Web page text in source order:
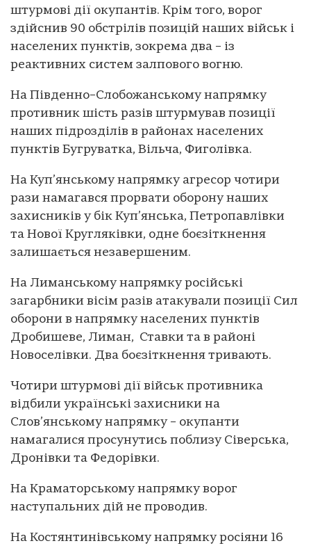
штурмові дії окупантів. Крім того, ворог
здійснив 90 обстрілів позицій наших військ і
населених пунктів, зокрема два – із
реактивних систем залпового вогню.
На Південно–Слобожанському напрямку
противник шість разів штурмував позиції
наших підрозділів в районах населених
пунктів Бугруватка, Вільча, Фиголівка.
На Куп’янському напрямку агресор чотири
рази намагався прорвати оборону наших
захисників у бік Куп’янська, Петропавлівки
та Нової Кругляківки, одне боєзіткнення
залишається незавершеним.
На Лиманському напрямку російські
загарбники вісім разів атакували позиції Сил
оборони в напрямку населених пунктів
Дробишеве, Лиман, Ставки та в районі
Новоселівки. Два боєзіткнення тривають.
Чотири штурмові дії військ противника
відбили українські захисники на
Слов’янському напрямку – окупанти
намагалися просунутись поблизу Сіверська,
Дронівки та Федорівки.
На Краматорському напрямку ворог
наступальних дій не проводив.
На Костянтинівському напрямку росіяни 16